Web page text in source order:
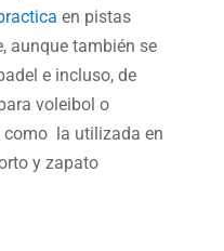
en pistas
aunque también se
e incluso, de
voleibol o
la utilizada en
y zapato